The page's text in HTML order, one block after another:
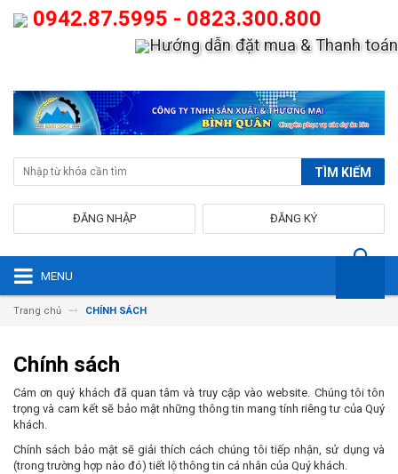
0942.87.5995 - 0823.300.800
Hướng dẫn đặt mua & Thanh toán
TÌM KIẾM
ĐĂNG KÝ
ĐĂNG NHẬP
MENU
Trang chủ CHÍNH SÁCH
Chính sách
Cám ơn quý khách đã quan tâm và truy cập vào website. Chúng tôi tôn
trọng và cam kết sẽ bảo mật những thông tin mang tính riêng tư của Quý
khách.
Chính sách bảo mật sẽ giải thích cách chúng tôi tiếp nhận, sử dụng và
(trong trường hợp nào đó) tiết lộ thông tin cá nhân của Quý khách.